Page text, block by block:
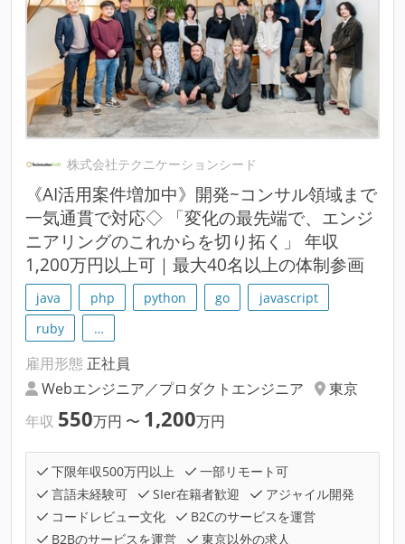
株式会社テクニケーションシード
《AI活用案件増加中》開発~コンサル領域まで
一気通貫で対応◇ 「変化の最先端で、エンジ
ニアリングのこれからを切り拓く」 年収
1,200万円以上可｜最大40名以上の体制参画
java php python go
javascript
ruby
…
雇用形態 正社員
Webエンジニア／プロダクトエンジニア
東京
年収 550万円 〜 1,200万円
下限年収500万円以上
一部リモート可
言語未経験可
SIer在籍者歓迎
アジャイル開発
コードレビュー文化
B2Cのサービスを運営
B2Bのサービスを運営
東京以外の求人